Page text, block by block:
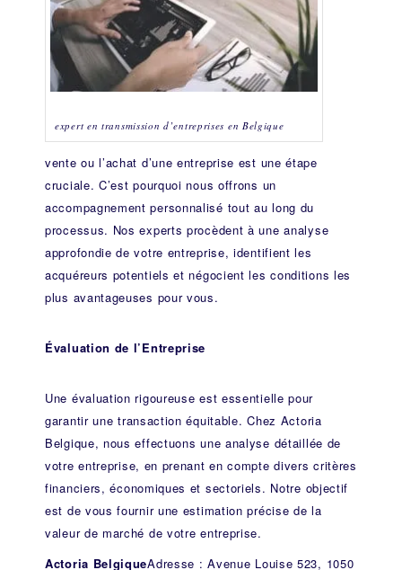
expert en transmission d’entreprises en Belgique
vente ou l’achat d’une entreprise est une étape
cruciale. C’est pourquoi nous offrons un
accompagnement personnalisé tout au long du
processus. Nos experts procèdent à une analyse
approfondie de votre entreprise, identifient les
acquéreurs potentiels et négocient les conditions les
plus avantageuses pour vous.
Évaluation de l’Entreprise
Une évaluation rigoureuse est essentielle pour
garantir une transaction équitable. Chez Actoria
Belgique, nous effectuons une analyse détaillée de
votre entreprise, en prenant en compte divers critères
financiers, économiques et sectoriels. Notre objectif
est de vous fournir une estimation précise de la
valeur de marché de votre entreprise.
Actoria BelgiqueAdresse : Avenue Louise 523, 1050